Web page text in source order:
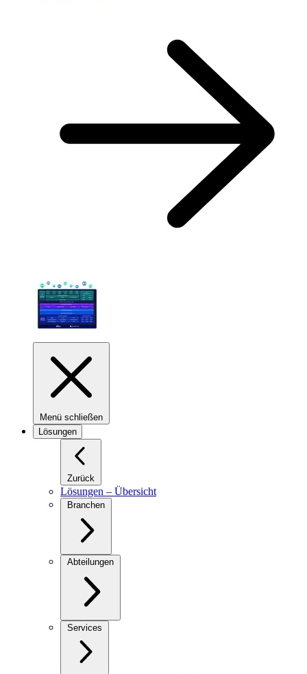
Menü schließen
Lösungen
Zurück
Lösungen – Übersicht
Branchen
Abteilungen
Services